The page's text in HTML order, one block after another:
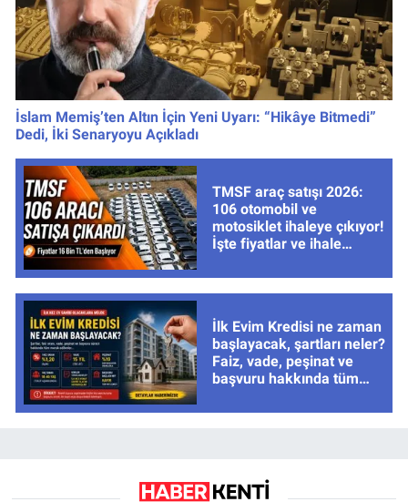
İslam Memiş’ten Altın İçin Yeni Uyarı: “Hikâye Bitmedi”
Dedi, İki Senaryoyu Açıkladı
TMSF araç satışı 2026:
106 otomobil ve
motosiklet ihaleye çıkıyor!
İşte fiyatlar ve ihale
İlk Evim Kredisi ne zaman
başlayacak, şartları neler?
Faiz, vade, peşinat ve
başvuru hakkında tüm